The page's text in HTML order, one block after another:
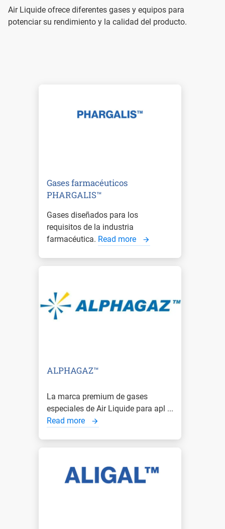
Air Liquide ofrece diferentes gases y equipos para
potenciar su rendimiento y la calidad del producto.
Gases farmacéuticos
PHARGALIS™
Gases diseñados para los
requisitos de la industria
farmacéutica. Read more
ALPHAGAZ™
La marca premium de gases
especiales de Air Liquide para apl ...
Read more